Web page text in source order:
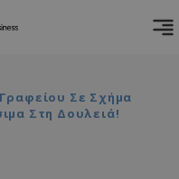
Σε Σχήμα
Στη Δουλειά!